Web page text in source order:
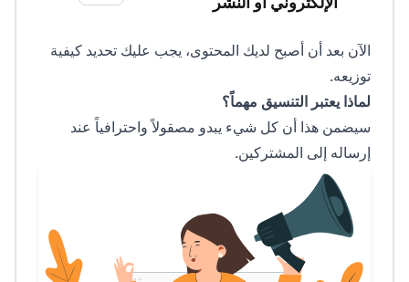
الآن بعد أن أصبح لديك المحتوى، يجب عليك تحديد كيفية
توزيعه.
لماذا يعتبر التنسيق مهماً؟
سيضمن هذا أن كل شيء يبدو مصقولاً واحترافياً عند
إرساله إلى المشتركين.